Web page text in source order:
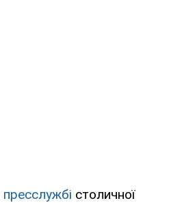
пресслужбі столичної